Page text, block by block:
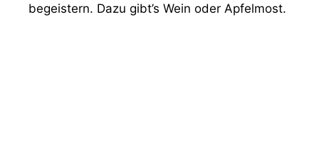
begeistern. Dazu gibt’s Wein oder Apfelmost.